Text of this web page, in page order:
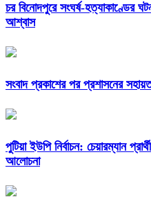
চর বিনোদপুরে সংঘর্ষ-হত্যাকাণ্ডের
আশ্বাস
সংবাদ প্রকাশের পর প্রশাসনের
পুটিয়া ইউপি নির্বাচন: চেয়ারম্যান
আলোচনা